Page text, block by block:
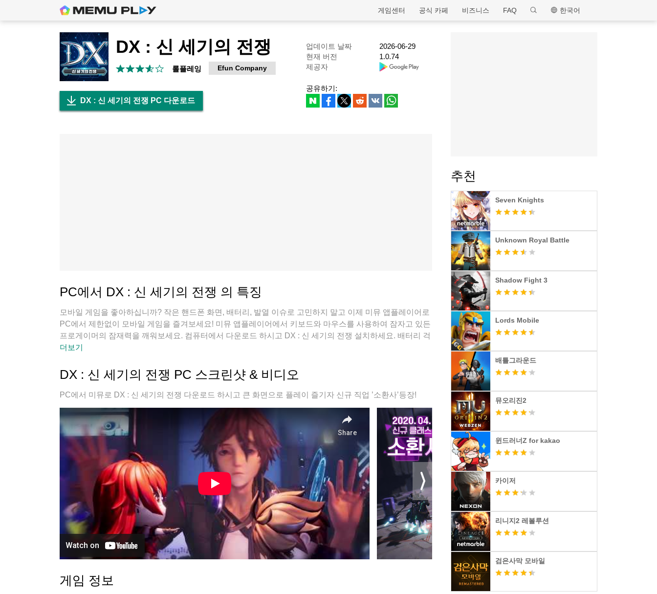
MEmu
한국어
FAQ
비즈니스
공식 카페
게임센터
DX : 신 세기의 전쟁
롤플레잉 Efun Company
업데이트 날짜
2026-06-29
현재 버전
1.0.74
제공자
DX : 신 세기의 전쟁 PC 다운로드
공유하기:
PC에서 DX : 신 세기의 전쟁 의 특징
모바일 게임을 좋아하십니까? 작은 핸드폰 화면, 배터리, 발열 이슈로 고민하지 말고 이제 미뮤 앱플레이어로
PC에서 제한없이 모바일 게임을 즐겨보세요! 미뮤 앱플레이어에서 키보드와 마우스를 사용하여 잠자고 있든
프로게이머의 잠재력을 깨워보세요. 컴퓨터에서 다운로드 하시고 DX : 신 세기의 전쟁 설치하세요. 배터리 걱
정, 발열 걱정 필요없이 마음껏 즐길수 있습니다; 미뮤 멀티로 무장하여 모바일 게임을 한층 더 재미있게 플레
더보기
DX : 신 세기의 전쟁 PC 스크린샷 & 비디오
PC에서 미뮤로 DX : 신 세기의 전쟁 다운로드 하시고 큰 화면으로 플레이 즐기자 신규 직업 ’소환사’등장!
게임 정보
추천
Seven Knights
Unknown Royal Battle
Shadow Fight 3
Lords Mobile
배틀그라운드
뮤오리진2
윈드러너Z for kakao
카이저
리니지2 레볼루션
검은사막 모바일